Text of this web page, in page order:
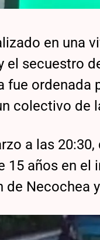
en una
el secuestro
ordenada
colectivo de
a las
años en
Necochea